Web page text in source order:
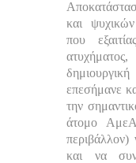
και
που
επεσήμανε
την
άτομο ΑμεΑ
περιβάλλον)
και να